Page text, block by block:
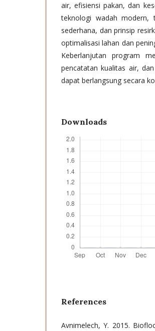
air, efisiensi pakan, dan
teknologi wadah modern,
sederhana, dan prinsip
optimalisasi lahan dan
Keberlanjutan program
pencatatan kualitas air,
dapat berlangsung secara
Downloads
References
Avnimelech, Y. 2015.